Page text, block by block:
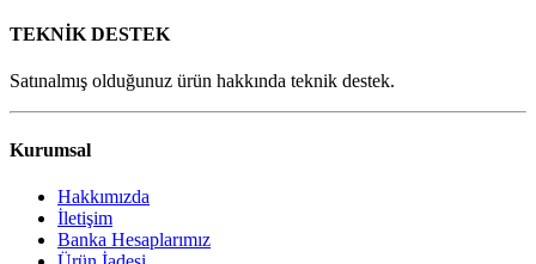
TEKNİK DESTEK
Satınalmış olduğunuz ürün hakkında teknik destek.
Kurumsal
Hakkımızda
İletişim
Banka Hesaplarımız